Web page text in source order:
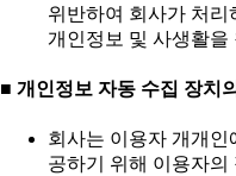
위반하여 회사가 처리
개인정보 및 사생활을
■ 개인정보 자동 수집 장치
회사는 이용자 개개인
공하기 위해 이용자